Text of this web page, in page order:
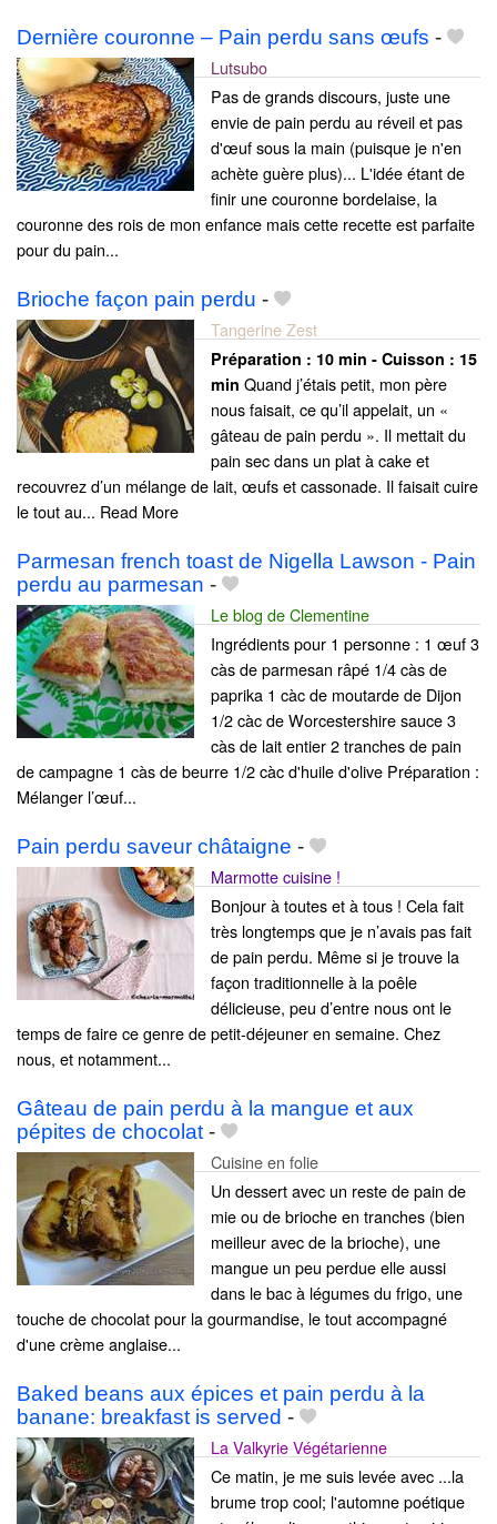
Dernière couronne – Pain perdu sans œufs -
Lutsubo
Pas de grands discours, juste une
envie de pain perdu au réveil et pas
d'œuf sous la main (puisque je n'en
achète guère plus)... L'idée étant de
finir une couronne bordelaise, la
couronne des rois de mon enfance mais cette recette est parfaite
pour du pain...
Brioche façon pain perdu -
Tangerine Zest
Préparation : 10 min - Cuisson : 15
min Quand j’étais petit, mon père
nous faisait, ce qu’il appelait, un «
gâteau de pain perdu ». Il mettait du
pain sec dans un plat à cake et
recouvrez d’un mélange de lait, œufs et cassonade. Il faisait cuire
le tout au... Read More
Parmesan french toast de Nigella Lawson - Pain
perdu au parmesan -
Le blog de Clementine
Ingrédients pour 1 personne : 1 œuf 3
càs de parmesan râpé 1/4 càs de
paprika 1 càc de moutarde de Dijon
1/2 càc de Worcestershire sauce 3
càs de lait entier 2 tranches de pain
de campagne 1 càs de beurre 1/2 càc d'huile d'olive Préparation :
Mélanger l’œuf...
Pain perdu saveur châtaigne -
Marmotte cuisine !
Bonjour à toutes et à tous ! Cela fait
très longtemps que je n’avais pas fait
de pain perdu. Même si je trouve la
façon traditionnelle à la poêle
délicieuse, peu d’entre nous ont le
temps de faire ce genre de petit-déjeuner en semaine. Chez
nous, et notamment...
Gâteau de pain perdu à la mangue et aux
pépites de chocolat-
Cuisine en folie
Un dessert avec un reste de pain de
mie ou de brioche en tranches (bien
meilleur avec de la brioche), une
mangue un peu perdue elle aussi
dans le bac à légumes du frigo, une
touche de chocolat pour la gourmandise, le tout accompagné
d'une crème anglaise...
Baked beans aux épices et pain perdu à la
banane: breakfast is served -
La Valkyrie Végétarienne
Ce matin, je me suis levée avec ...la
brume trop cool; l'automne poétique